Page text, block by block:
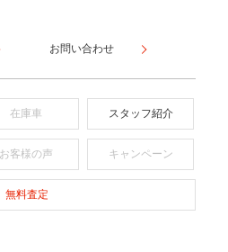
お問い合わせ
在庫車 スタッフ紹介
お客様の声 キャンペーン
無料査定